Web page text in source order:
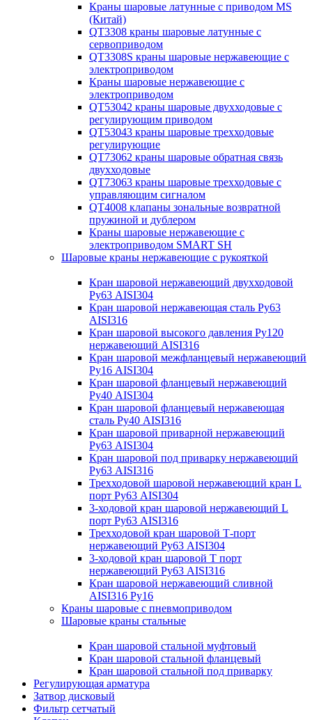
Краны шаровые латунные с приводом MS
(Китай)
QT3308 краны шаровые латунные с
сервоприводом
QT3308S краны шаровые нержавеющие с
электроприводом
Краны шаровые нержавеющие с
электроприводом
QT53042 краны шаровые двухходовые с
регулирующим приводом
QT53043 краны шаровые трехходовые
регулирующие
QT73062 краны шаровые обратная связь
двухходовые
QT73063 краны шаровые трехходовые с
управляющим сигналом
QT4008 клапаны зональные возвратной
пружиной и дублером
Краны шаровые нержавеющие с
электроприводом SMART SH
Шаровые краны нержавеющие с рукояткой
Кран шаровой нержавеющий двухходовой
Ру63 AISI304
Кран шаровой нержавеющая сталь Ру63
AISI316
Кран шаровой высокого давления Ру120
нержавеющий AISI316
Кран шаровой межфланцевый нержавеющий
Ру16 AISI304
Кран шаровой фланцевый нержавеющий
Ру40 AISI304
Кран шаровой фланцевый нержавеющая
сталь Ру40 AISI316
Кран шаровой приварной нержавеющий
Ру63 AISI304
Кран шаровой под приварку нержавеющий
Ру63 AISI316
Трехходовой шаровой нержавеющий кран L
порт Ру63 AISI304
3-ходовой кран шаровой нержавеющий L
порт Ру63 AISI316
Трехходовой кран шаровой Т-порт
нержавеющий Ру63 AISI304
3-ходовой кран шаровой Т порт
нержавеющий Ру63 AISI316
Кран шаровой нержавеющий сливной
AISI316 Ру16
Краны шаровые с пневмоприводом
Шаровые краны стальные
Кран шаровой стальной муфтовый
Кран шаровой стальной фланцевый
Кран шаровой стальной под приварку
Регулирующая арматура
Затвор дисковый
Фильтр сетчатый